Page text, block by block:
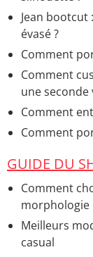
Jean
évasé ?
Comment
Comment
une seconde
Comment
Comment
GUIDE DU
Comment
morphologie
Meilleurs
casual